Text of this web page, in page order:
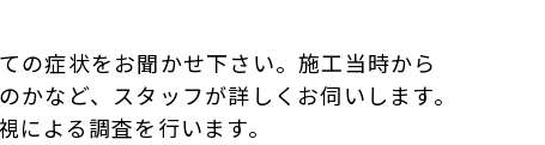
の症状をお聞かせ下さい。施工当時から
かなど、スタッフが詳しくお伺いします。
による調査を行います。